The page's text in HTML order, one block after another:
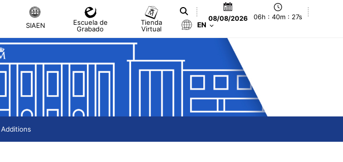
SIAEN
Escuela de
Grabado
Tienda
Virtual
08/08/2026 06h : 40m : 28s
EN
Additions